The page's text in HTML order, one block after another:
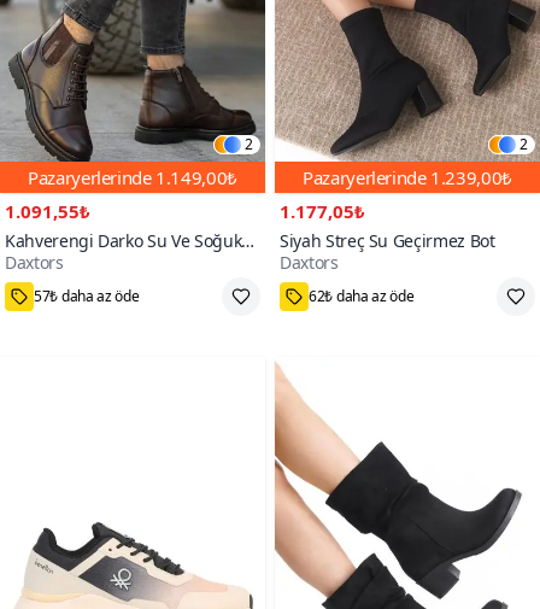
2
Pazaryerlerinde 1.149,00₺
1.091,55₺
Kahverengi Darko Su Ve Soğuk
Geçirmez İçi Kürklü Bot
Daxtors
100+
57₺ daha az öde
2
Pazaryerlerinde 1.239,00₺
1.177,05₺
Siyah Streç Su Geçirmez Bot
Daxtors
600+
62₺ daha az öde